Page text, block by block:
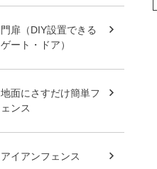
門扉（DIY設置できる
ゲート・ドア）
地面にさすだけ簡単フ
ェンス
アイアンフェンス